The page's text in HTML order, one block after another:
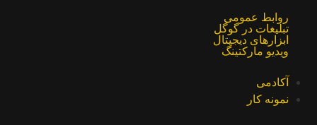
روابط عمومی
تبلیغات در گوگل
ابزارهای دیجیتال
ویدیو مارکتینگ
آکادمی
نمونه کار